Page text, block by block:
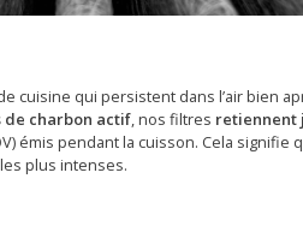
cuisine qui persistent dans l’air bien
de charbon actif, nos filtres retiennent
émis pendant la cuisson. Cela signifie
plus intenses.